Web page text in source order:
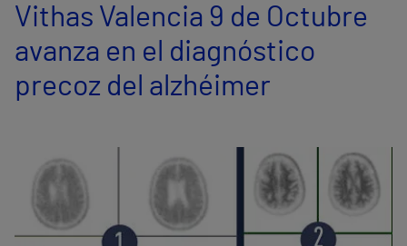
Servicios de salud
Equipo médico y asistencial
Información útil
Vithas Valencia 9 de Octubre
avanza en el diagnóstico
precoz del alzhéimer